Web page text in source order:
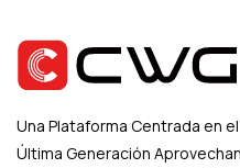
Una Plataforma Centrada en
Última Generación